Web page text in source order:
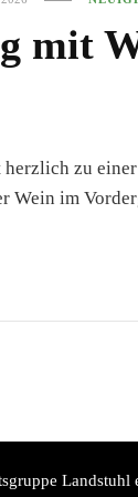
mit
zu
Wein im
Landstuhl